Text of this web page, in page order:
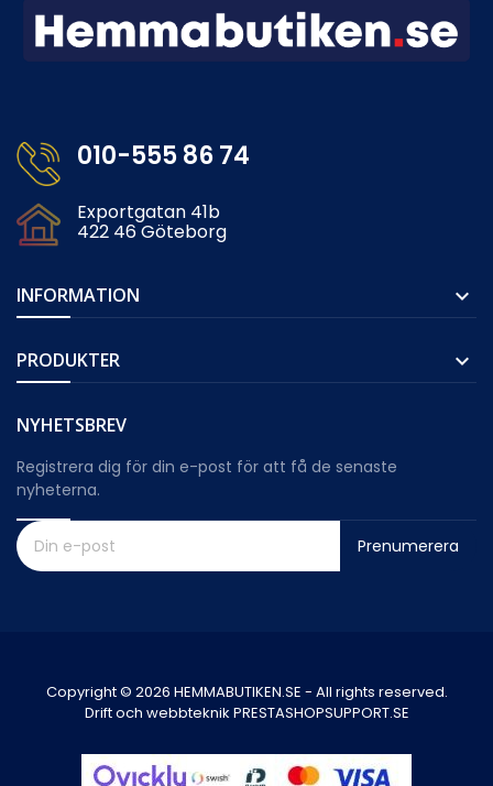
010-555 86 74
Exportgatan 41b
422 46 Göteborg
INFORMATION 
PRODUKTER 
NYHETSBREV
Registrera dig för din e-post för att få de senaste
nyheterna.
Prenumerera
Copyright © 2026 HEMMABUTIKEN.SE - All rights reserved.
Drift och webbteknik PRESTASHOPSUPPORT.SE